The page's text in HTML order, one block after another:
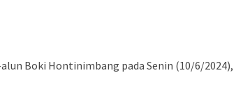
Boki Hontinimbang pada Senin (10/6/2024),